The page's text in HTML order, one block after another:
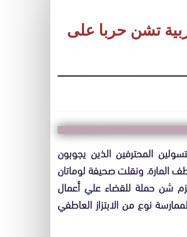
تشن حربا على
المحترفين الذين يجوبون
المارة. ونقلت صحيفة لوماتان
شن حملة للقضاء علي أعمال
نوع من الابتزاز العاطفي